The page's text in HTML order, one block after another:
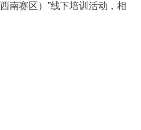
南赛区）”线下培训活动，相